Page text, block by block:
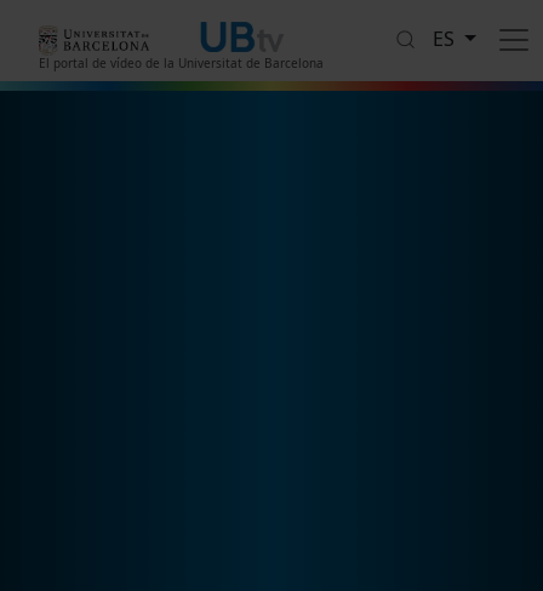
El portal de vídeo de la Universitat de Barcelona
ES